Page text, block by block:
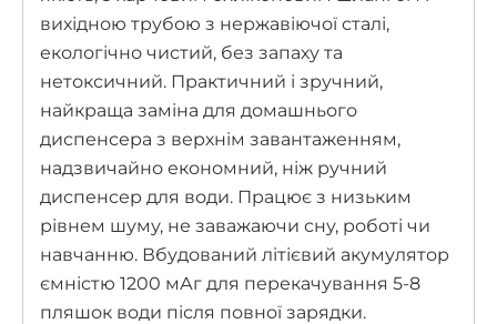
вихідною трубою з нержавіючої сталі,
екологічно чистий, без запаху та
нетоксичний. Практичний і зручний,
найкраща заміна для домашнього
диспенсера з верхнім завантаженням,
надзвичайно економний, ніж ручний
диспенсер для води. Працює з низьким
рівнем шуму, не заважаючи сну, роботі чи
навчанню. Вбудований літієвий акумулятор
ємністю 1200 мАг для перекачування 5-8
пляшок води після повної зарядки.